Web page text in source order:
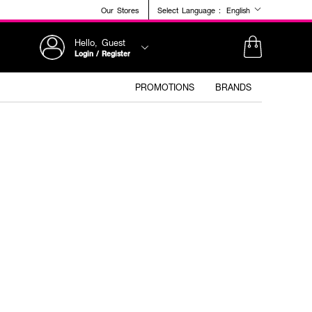
Our Stores Select Language : English
Hello, Guest
Login / Register
PROMOTIONS BRANDS